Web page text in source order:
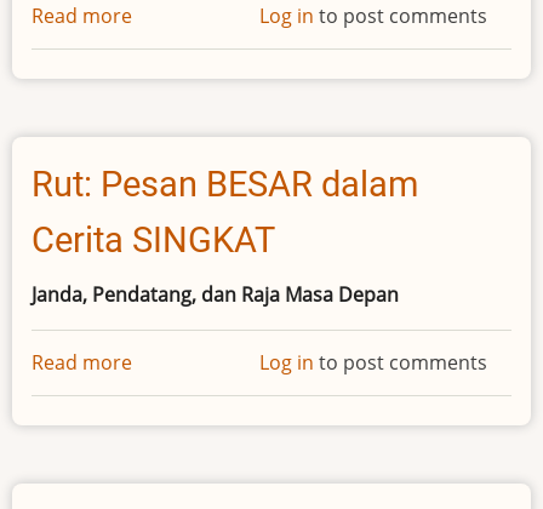
Read more
Rut:
Bukan
Cinta
Log in to post comments
Rut: Pesan BESAR dalam
Cerita SINGKAT
Janda, Pendatang, dan Raja Masa Depan
Read more
Rut:
Pesan
dalam
Log in to post comments